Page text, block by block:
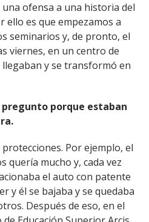
ofensa a una historia del
es que empezamos a
seminarios y, de pronto, el
viernes, en un centro de
y se transformó en
pregunto porque estaban
Por ejemplo, el
quería mucho y, cada vez
el auto con patente
y él se bajaba y se quedaba
Después de eso, en el